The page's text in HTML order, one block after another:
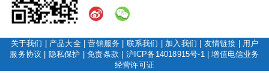
关于我们 产品大全|营销服务 联系我们 加入我们 友情链接
用户
服务协议
隐私保护 |免责条款 沪ICP备14018915号-1|增值电信业务
经营许可证